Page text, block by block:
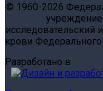
© 1960-2026
исследовательский
крови Федерального
Разработано в